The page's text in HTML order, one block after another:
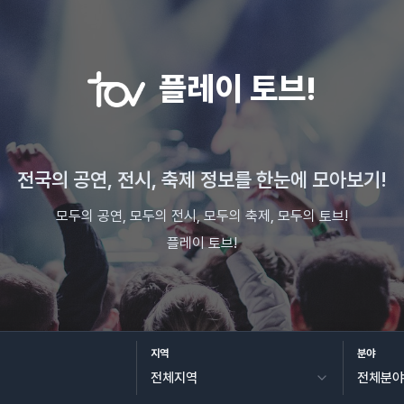
플레이 토브!
전국의 공연, 전시, 축제 정보를 한눈에 모아보기!
모두의 공연, 모두의 전시, 모두의 축제, 모두의 토브!
플레이 토브!
지역 분야